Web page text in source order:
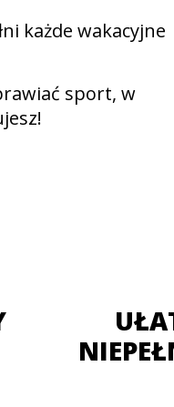
każde wakacyjne
sport, w